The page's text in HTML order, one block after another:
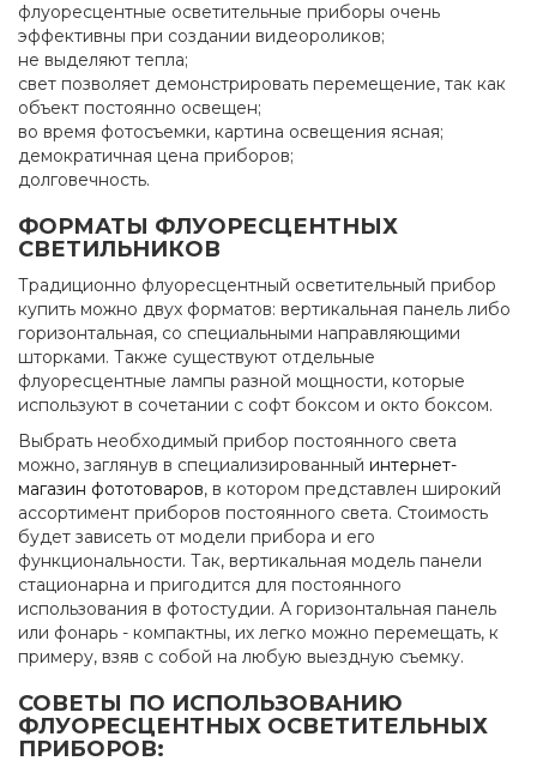
флуоресцентные осветительные приборы очень
эффективны при создании видеороликов;
не выделяют тепла;
свет позволяет демонстрировать перемещение, так как
объект постоянно освещен;
во время фотосъемки, картина освещения ясная;
демократичная цена приборов;
долговечность.
ФОРМАТЫ ФЛУОРЕСЦЕНТНЫХ
СВЕТИЛЬНИКОВ
Традиционно флуоресцентный осветительный прибор
купить можно двух форматов: вертикальная панель либо
горизонтальная, со специальными направляющими
шторками. Также существуют отдельные
флуоресцентные лампы разной мощности, которые
используют в сочетании с софт боксом и окто боксом.
Выбрать необходимый прибор постоянного света
можно, заглянув в специализированный интернет-
магазин фототоваров, в котором представлен широкий
ассортимент приборов постоянного света. Стоимость
будет зависеть от модели прибора и его
функциональности. Так, вертикальная модель панели
стационарна и пригодится для постоянного
использования в фотостудии. А горизонтальная панель
или фонарь - компактны, их легко можно перемещать, к
примеру, взяв с собой на любую выездную съемку.
СОВЕТЫ ПО ИСПОЛЬЗОВАНИЮ
ФЛУОРЕСЦЕНТНЫХ ОСВЕТИТЕЛЬНЫХ
ПРИБОРОВ: